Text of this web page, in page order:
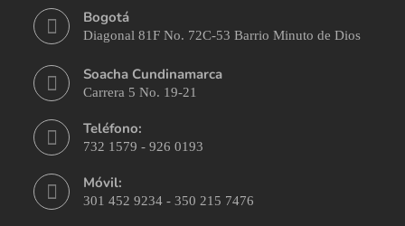
Bogotá
Diagonal 81F No. 72C-53 Barrio Minuto de Dios
Soacha Cundinamarca
Carrera 5 No. 19-21
Teléfono:
732 1579 - 926 0193
Móvil:
301 452 9234 - 350 215 7476